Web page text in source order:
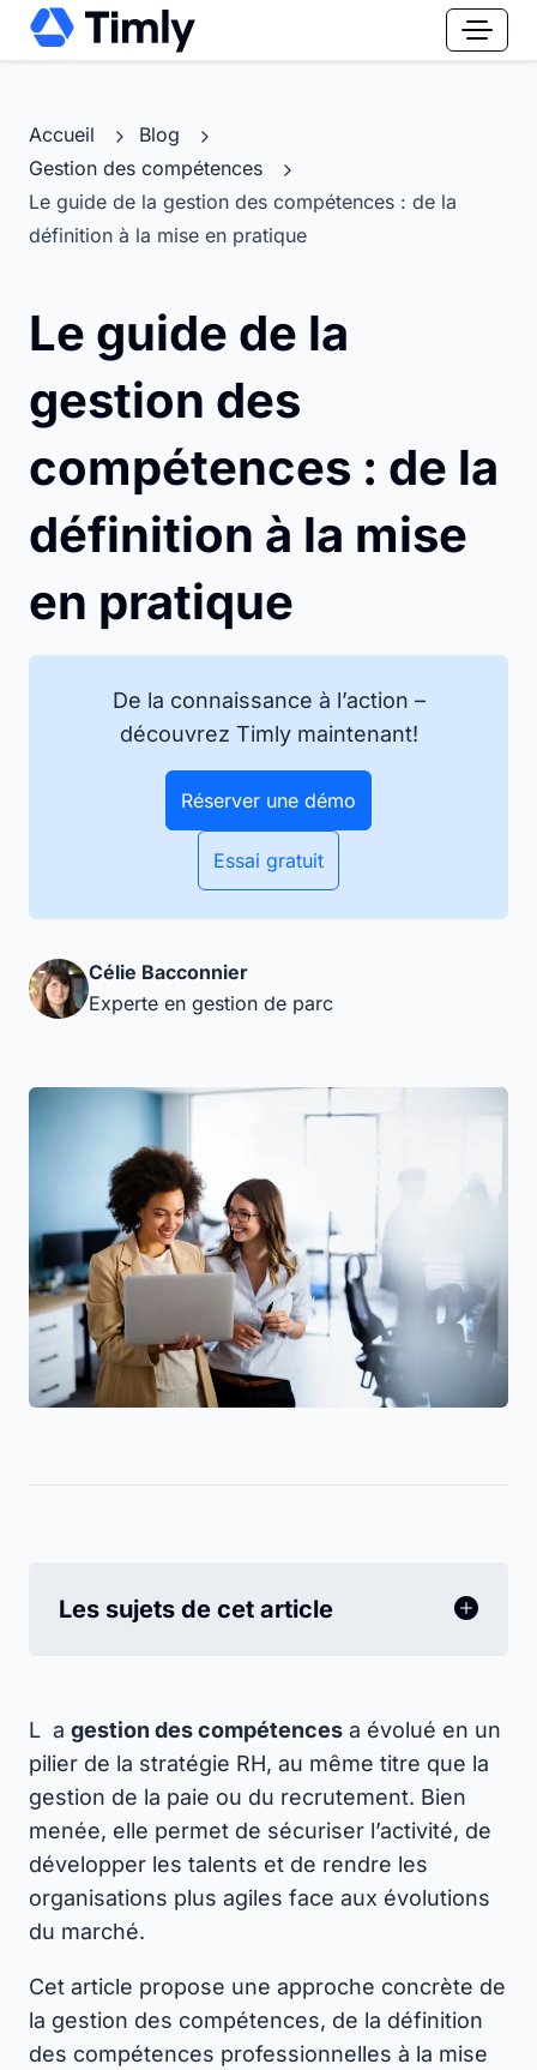
Accueil
Blog
Gestion des compétences
Le guide de la gestion des compétences : de la
définition à la mise en pratique
Le guide de la
gestion des
compétences : de la
définition à la mise
en pratique
De la connaissance à l’action –
découvrez Timly maintenant!
Réserver une démo
Essai gratuit
Célie Bacconnier
Experte en gestion de parc
Les sujets de cet article
L a gestion des compétences a évolué en un
pilier de la stratégie RH, au même titre que la
gestion de la paie ou du recrutement. Bien
menée, elle permet de sécuriser l’activité, de
développer les talents et de rendre les
organisations plus agiles face aux évolutions
du marché.
Cet article propose une approche concrète de
la gestion des compétences, de la définition
des compétences professionnelles à la mise